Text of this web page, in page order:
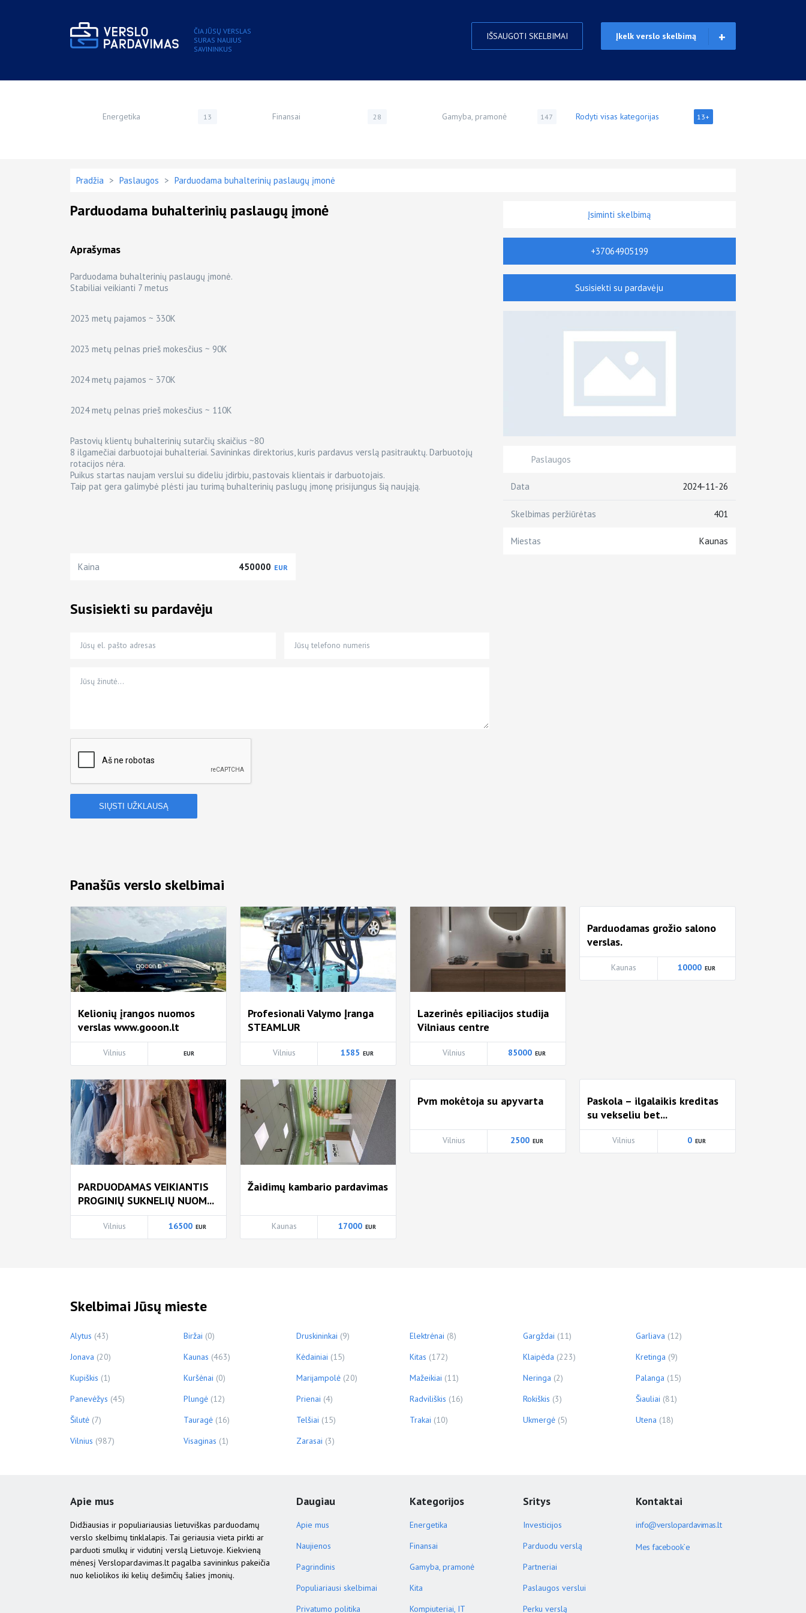
ČIA JŪSŲ VERSLAS
SURAS NAUJUS
SAVININKUS
IŠSAUGOTI SKELBIMAI Įkelk verslo skelbimą
Energetika 13 Finansai 28 Gamyba, pramonė 147 Rodyti visas kategorijas 13+
Pradžia > Paslaugos > Parduodama buhalterinių paslaugų įmonė
Parduodama buhalterinių paslaugų įmonė Įsiminti skelbimą
+37064905199
Susisiekti su pardavėju
Paslaugos
Data 2024-11-26
Skelbimas peržiūrėtas 401
Miestas Kaunas
Aprašymas
Parduodama buhalterinių paslaugų įmonė.
Stabiliai veikianti 7 metus
2023 metų pajamos ~ 330K
2023 metų pelnas prieš mokesčius ~ 90K
2024 metų pajamos ~ 370K
2024 metų pelnas prieš mokesčius ~ 110K
Pastovių klientų buhalterinių sutarčių skaičius ~80
8 ilgamečiai darbuotojai buhalteriai. Savininkas direktorius, kuris pardavus verslą pasitrauktų. Darbuotojų
rotacijos nėra.
Puikus startas naujam verslui su dideliu įdirbiu, pastovais klientais ir darbuotojais.
Taip pat gera galimybė plėsti jau turimą buhalterinių paslugų įmonę prisijungus šią naująją.
Kaina 450000 EUR
Susisiekti su pardavėju
Panašūs verslo skelbimai
Kelionių įrangos nuomos
verslas www.gooon.lt
Vilnius
Profesionali Valymo Įranga
STEAMLUR
Vilnius 1585
Lazerinės epiliacijos studija
Vilniaus centre
Vilnius 85000
Parduodamas grožio salono
verslas.
Kaunas 10000
PARDUODAMAS VEIKIANTIS
PROGINIŲ SUKNELIŲ NUOM...
Vilnius 16500
Žaidimų kambario pardavimas
Kaunas 17000
Pvm mokėtoja su apyvarta
Vilnius 2500
Paskola – ilgalaikis kreditas
su vekseliu bet...
Vilnius 0
Skelbimai Jūsų mieste
Alytus (43) Biržai (0) Druskininkai (9) Elektrėnai (8) Gargždai (11) Garliava (12)
Jonava (20) Kaunas (463) Kėdainiai (15) Kitas (172) Klaipėda (223) Kretinga (9)
Kupiškis (1) Kuršėnai (0) Marijampolė (20) Mažeikiai (11) Neringa (2) Palanga (15)
Panevėžys (45) Plungė (12) Prienai (4) Radviliškis (16) Rokiškis (3) Šiauliai (81)
Šilutė (7) Tauragė (16) Telšiai (15) Trakai (10) Ukmergė (5) Utena (18)
Vilnius (987) Visaginas (1) Zarasai (3)
Apie mus
Didžiausias ir populiariausias lietuviškas parduodamų
verslo skelbimų tinklalapis. Tai geriausia vieta pirkti ar
parduoti smulkų ir vidutinį verslą Lietuvoje. Kiekvieną
mėnesį Verslopardavimas.lt pagalba savininkus pakeičia
nuo keliolikos iki kelių dešimčių šalies įmonių.
Daugiau
Apie mus
Naujienos
Pagrindinis
Populiariausi skelbimai
Privatumo politika
Kategorijos
Energetika
Finansai
Gamyba, pramonė
Kita
Kompiuteriai, IT
Sritys
Investicijos
Parduodu verslą
Partneriai
Paslaugos verslui
Perku verslą
Kontaktai
info@verslopardavimas.lt
Mes facebook`e